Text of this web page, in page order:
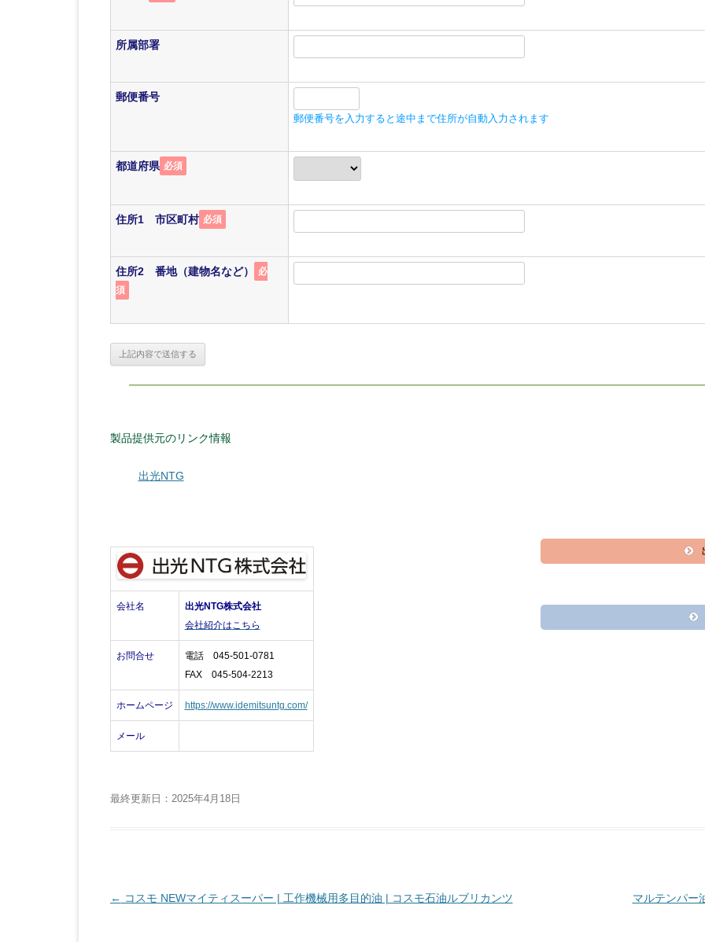
所属部署
郵便番号
郵便番号を入力すると途中まで住所が自動入力されます
都道府県 必須
住所1 市区町村 必須
住所2 番地（建物名など）
必
須
製品提供元のリンク情報
出光NTG
会社名
出光NTG株式会社
会社紹介はこちら
お問合せ
電話 045-501-0781
FAX 045-504-2213
ホームページ https://www.idemitsuntg.com/
メール
最終更新日：2025年4月18日
投
← コスモ NEWマイティスーパー | 工作機械用多目的油 | コスモ石油ルブリカンツ マルテンパー